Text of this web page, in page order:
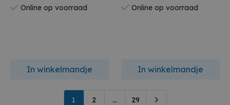
Online op voorraad
In winkelmandje
Online op voorraad
In winkelmandje
1 2 ... 29